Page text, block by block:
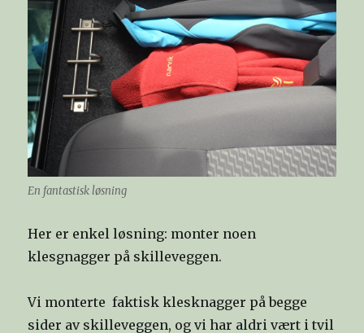
En fantastisk løsning
Her er enkel løsning: monter noen
klesgnagger på skilleveggen.
Vi monterte faktisk klesknagger på begge
sider av skilleveggen, og vi har aldri vært i tvil